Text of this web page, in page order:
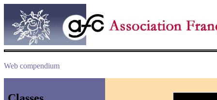
Web compendium